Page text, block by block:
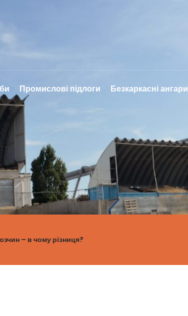
Промислові підлоги Безкаркасні ангари
– в чому різниця?